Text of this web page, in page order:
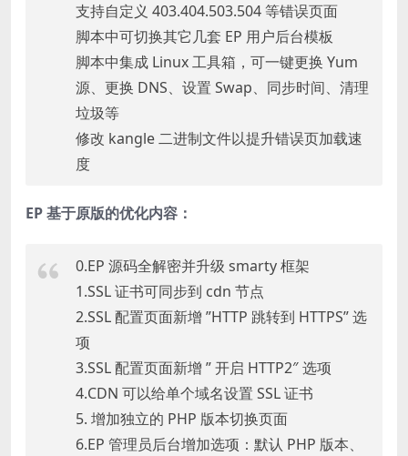
支持自定义 403.404.503.504 等错误页面
脚本中可切换其它几套 EP 用户后台模板
脚本中集成 Linux 工具箱，可一键更换 Yum
源、更换 DNS、设置 Swap、同步时间、清理
垃圾等
修改 kangle 二进制文件以提升错误页加载速
度
EP 基于原版的优化内容：
0.EP 源码全解密并升级 smarty 框架
1.SSL 证书可同步到 cdn 节点
2.SSL 配置页面新增 ”HTTP 跳转到 HTTPS” 选
项
3.SSL 配置页面新增 ” 开启 HTTP2″ 选项
4.CDN 可以给单个域名设置 SSL 证书
5. 增加独立的 PHP 版本切换页面
6.EP 管理员后台增加选项：默认 PHP 版本、